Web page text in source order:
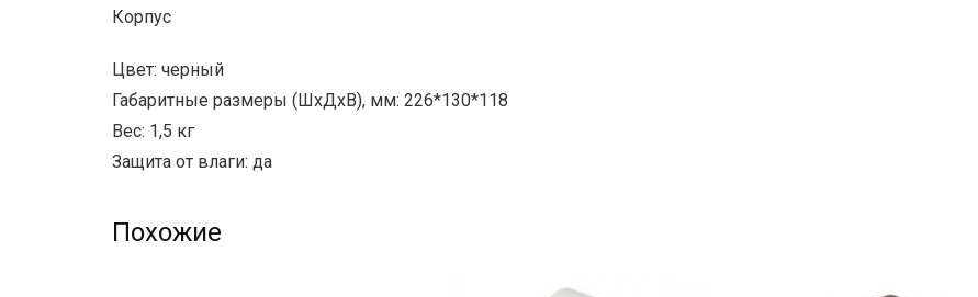
Корпус
Цвет: черный
Габаритные размеры (ШхДхВ), мм: 226*130*118
Вес: 1,5 кг
Защита от влаги: да
Похожие